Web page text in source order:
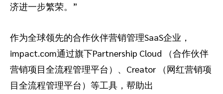
济进一步繁荣。”
作为全球领先的合作伙伴营销管理SaaS企业，
impact.com通过旗下Partnership Cloud （合作伙伴
营销项目全流程管理平台）、Creator （网红营销项
目全流程管理平台）等工具，帮助出